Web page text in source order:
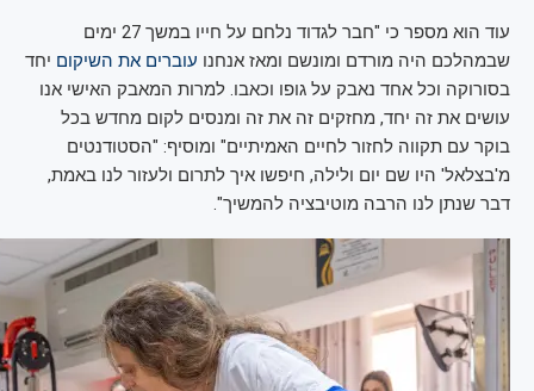
עוד הוא מספר כי "חבר לגדוד נלחם על חייו במשך 27 ימים
שבמהלכם היה מורדם ומונשם ומאז אנחנו עוברים את השיקום יחד
בסורוקה וכל אחד נאבק על גופו וכאבו. למרות המאבק האישי אנו
עושים את זה יחד, מחזקים זה את זה ומנסים לקום מחדש בכל
בוקר עם תקווה לחזור לחיים האמיתיים" ומוסיף: "הסטודנטים
מ'בצלאל' היו שם יום ולילה, חיפשו איך לתרום ולעזור לנו באמת,
דבר שנתן לנו הרבה מוטיבציה להמשיך".